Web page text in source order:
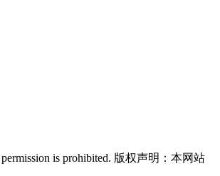
permission is prohibited. 版权声明：本网站